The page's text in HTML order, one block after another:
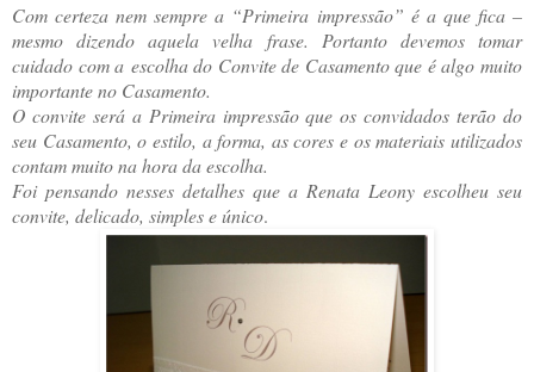
Com certeza nem sempre a “Primeira impressão” é a que fica –
mesmo dizendo aquela velha frase. Portanto devemos tomar
cuidado com a escolha do Convite de Casamento que é algo muito
importante no Casamento.
O convite será a Primeira impressão que os convidados terão do
seu Casamento, o estilo, a forma, as cores e os materiais utilizados
contam muito na hora da escolha.
Foi pensando nesses detalhes que a Renata Leony escolheu seu
convite, delicado, simples e único.